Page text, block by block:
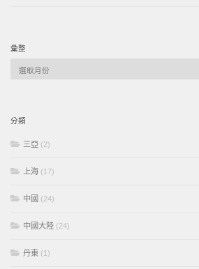
彙整
分類
三亞 (2)
上海 (17)
中國 (24)
中國大陸 (24)
丹東 (1)